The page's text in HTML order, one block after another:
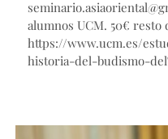
alumnos UCM. 50€ resto
https://www.ucm.es/
historia-del-budismo-